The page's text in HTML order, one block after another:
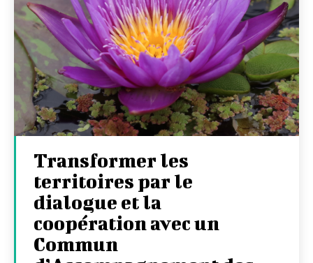
Transformer les
territoires par le
dialogue et la
coopération avec un
Commun